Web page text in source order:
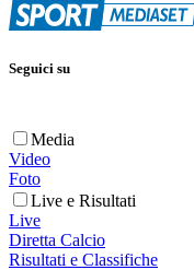
Seguici su
Media
Video
Foto
Live e Risultati
Live
Diretta Calcio
Risultati e Classifiche